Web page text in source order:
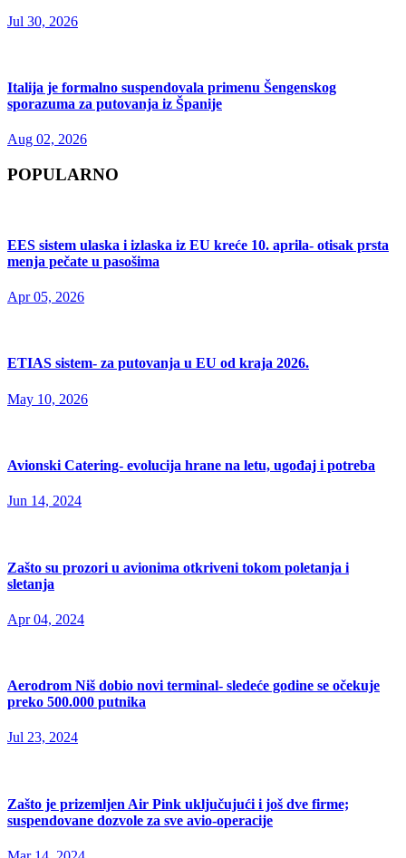
Jul 30, 2026
Italija je formalno suspendovala primenu Šengenskog
sporazuma za putovanja iz Španije
Aug 02, 2026
POPULARNO
EES sistem ulaska i izlaska iz EU kreće 10. aprila- otisak prsta
menja pečate u pasošima
Apr 05, 2026
ETIAS sistem- za putovanja u EU od kraja 2026.
May 10, 2026
Avionski Catering- evolucija hrane na letu, ugođaj i potreba
Jun 14, 2024
Zašto su prozori u avionima otkriveni tokom poletanja i
sletanja
Apr 04, 2024
Aerodrom Niš dobio novi terminal- sledeće godine se očekuje
preko 500.000 putnika
Jul 23, 2024
Zašto je prizemljen Air Pink uključujući i još dve firme;
suspendovane dozvole za sve avio-operacije